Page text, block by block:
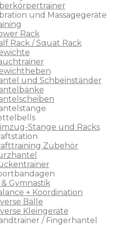
und Massagegeräte
Rack
Rack / Squat Rack
und Schbeinständer
Stange und Racks
Zubehör
& Gymnastik
+ Koordination
Bälle
Kleingeräte
/ Fingerhantel